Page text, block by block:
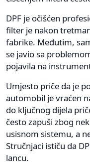
DPF je očišćen
filter je nakon
fabrike. Međutim,
se javio sa
pojavila na
Umjesto priče da je
automobil je vraćen
do ključnog dijela
često zapuši zbog
usisnom sistemu, a
Stručnjaci ističu da
lancu.